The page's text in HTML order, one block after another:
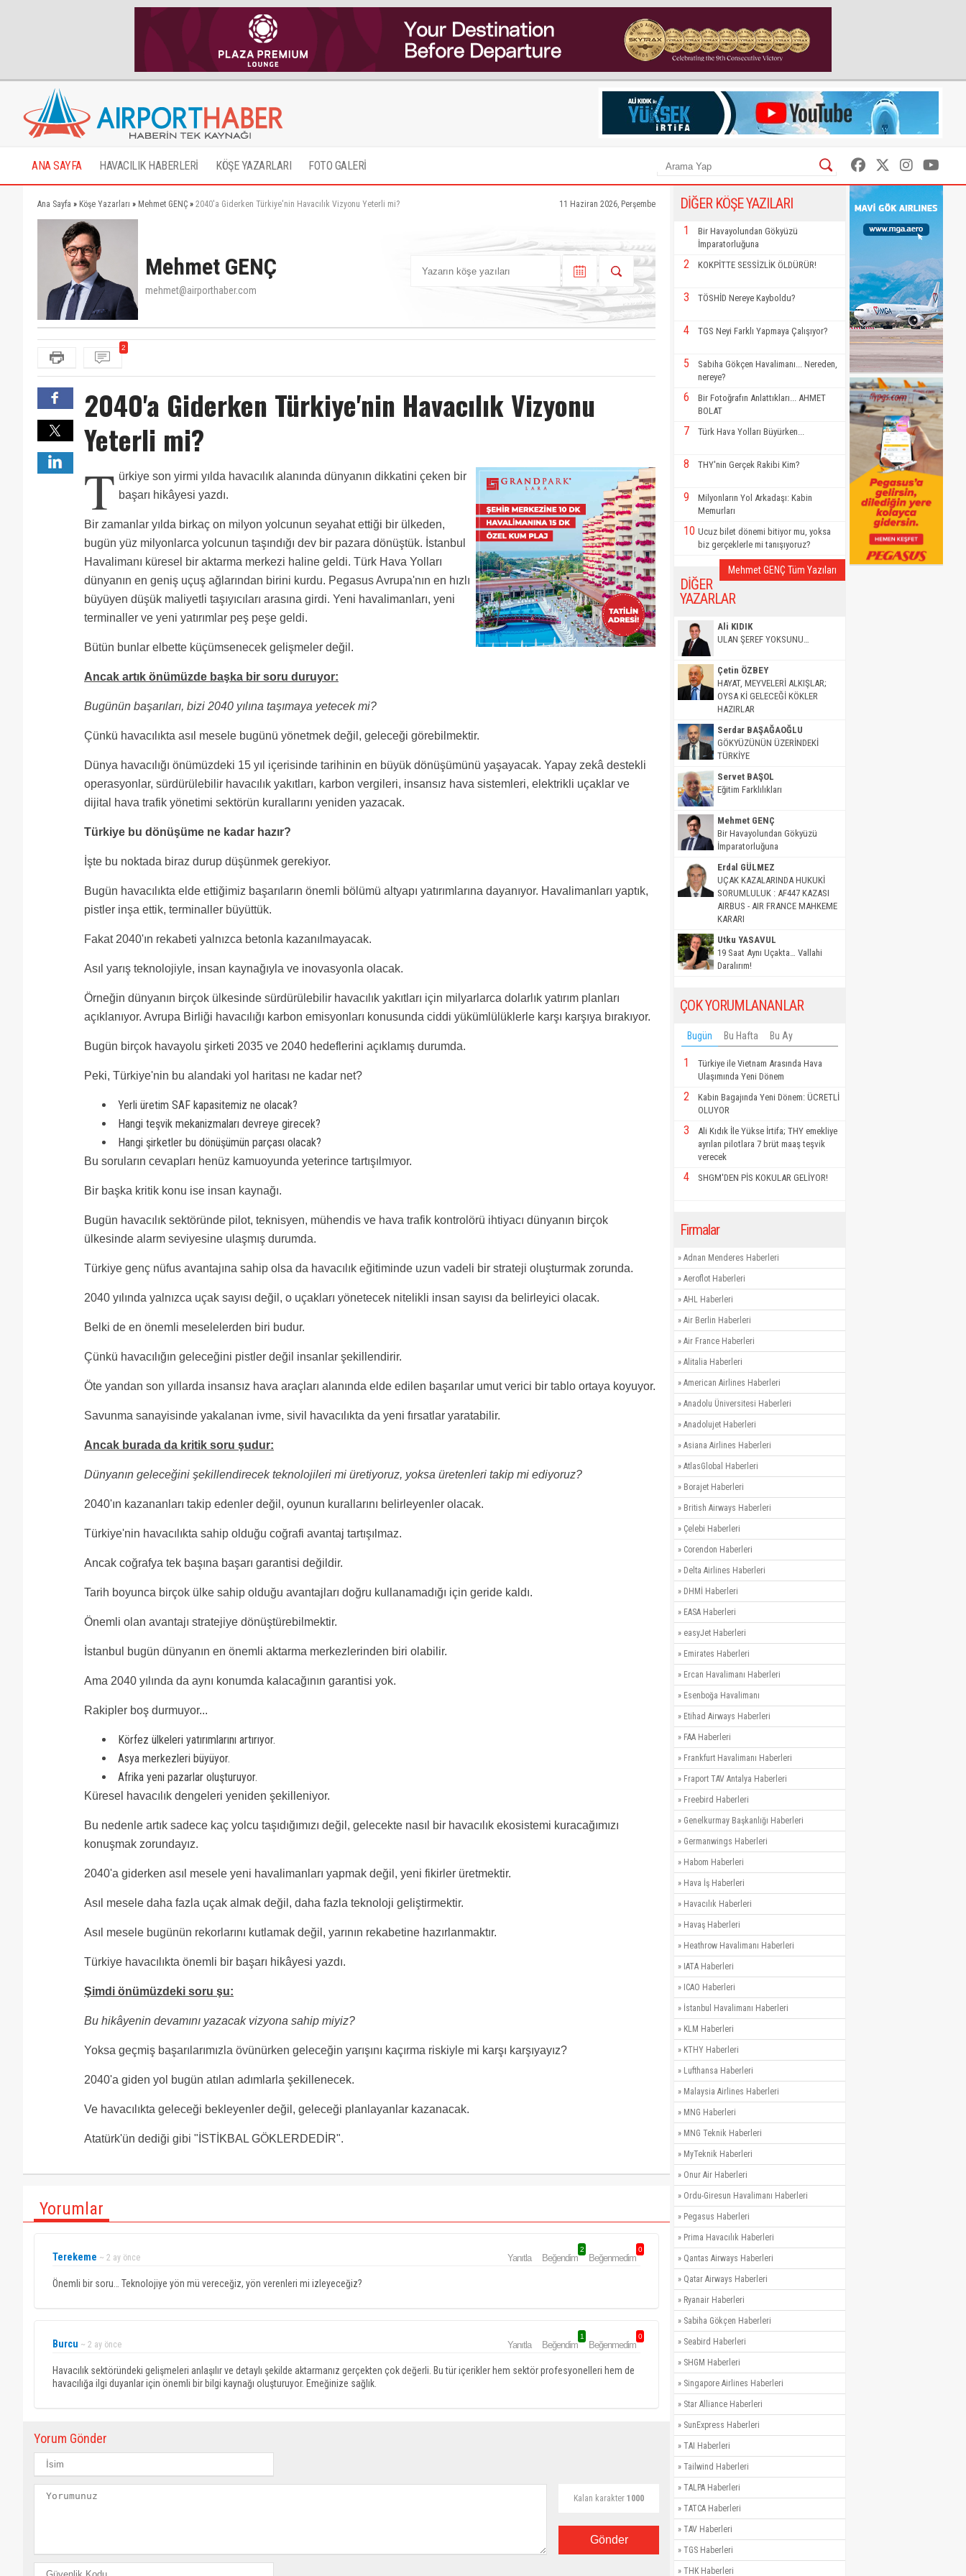
ANA SAYFA HAVACILIK HABERLERİ KÖŞE YAZARLARI FOTO GALERİ
Ana Sayfa » Köşe Yazarları » Mehmet GENÇ » 2040'a Giderken Türkiye'nin Havacılık Vizyonu Yeterli mi? 11 Haziran 2026, Perşembe
Mehmet GENÇ
mehmet@airporthaber.com
2
2040'a Giderken Türkiye'nin Havacılık Vizyonu
Yeterli mi?
T ürkiye son yirmi yılda havacılık alanında dünyanın dikkatini çeken bir
başarı hikâyesi yazdı.
Bir zamanlar yılda birkaç on milyon yolcunun seyahat ettiği bir ülkeden,
bugün yüz milyonlarca yolcunun taşındığı dev bir pazara dönüştük. İstanbul
Havalimanı küresel bir aktarma merkezi haline geldi. Türk Hava Yolları
dünyanın en geniş uçuş ağlarından birini kurdu. Pegasus Avrupa'nın en hızlı
büyüyen düşük maliyetli taşıyıcıları arasına girdi. Yeni havalimanları, yeni
terminaller ve yeni yatırımlar peş peşe geldi.
Bütün bunlar elbette küçümsenecek gelişmeler değil.
Ancak artık önümüzde başka bir soru duruyor:
Bugünün başarıları, bizi 2040 yılına taşımaya yetecek mi?
Çünkü havacılıkta asıl mesele bugünü yönetmek değil, geleceği görebilmektir.
Dünya havacılığı önümüzdeki 15 yıl içerisinde tarihinin en büyük dönüşümünü yaşayacak. Yapay zekâ destekli
operasyonlar, sürdürülebilir havacılık yakıtları, karbon vergileri, insansız hava sistemleri, elektrikli uçaklar ve
dijital hava trafik yönetimi sektörün kurallarını yeniden yazacak.
Türkiye bu dönüşüme ne kadar hazır?
İşte bu noktada biraz durup düşünmek gerekiyor.
Bugün havacılıkta elde ettiğimiz başarıların önemli bölümü altyapı yatırımlarına dayanıyor. Havalimanları yaptık,
pistler inşa ettik, terminaller büyüttük.
Fakat 2040'ın rekabeti yalnızca betonla kazanılmayacak.
Asıl yarış teknolojiyle, insan kaynağıyla ve inovasyonla olacak.
Örneğin dünyanın birçok ülkesinde sürdürülebilir havacılık yakıtları için milyarlarca dolarlık yatırım planları
açıklanıyor. Avrupa Birliği havacılığı karbon emisyonları konusunda ciddi yükümlülüklerle karşı karşıya bırakıyor.
Bugün birçok havayolu şirketi 2035 ve 2040 hedeflerini açıklamış durumda.
Peki, Türkiye'nin bu alandaki yol haritası ne kadar net?
Yerli üretim SAF kapasitemiz ne olacak?
Hangi teşvik mekanizmaları devreye girecek?
Hangi şirketler bu dönüşümün parçası olacak?
Bu soruların cevapları henüz kamuoyunda yeterince tartışılmıyor.
Bir başka kritik konu ise insan kaynağı.
Bugün havacılık sektöründe pilot, teknisyen, mühendis ve hava trafik kontrolörü ihtiyacı dünyanın birçok
ülkesinde alarm seviyesine ulaşmış durumda.
Türkiye genç nüfus avantajına sahip olsa da havacılık eğitiminde uzun vadeli bir strateji oluşturmak zorunda.
2040 yılında yalnızca uçak sayısı değil, o uçakları yönetecek nitelikli insan sayısı da belirleyici olacak.
Belki de en önemli meselelerden biri budur.
Çünkü havacılığın geleceğini pistler değil insanlar şekillendirir.
Öte yandan son yıllarda insansız hava araçları alanında elde edilen başarılar umut verici bir tablo ortaya koyuyor.
Savunma sanayisinde yakalanan ivme, sivil havacılıkta da yeni fırsatlar yaratabilir.
Ancak burada da kritik soru şudur:
Dünyanın geleceğini şekillendirecek teknolojileri mi üretiyoruz, yoksa üretenleri takip mi ediyoruz?
2040'ın kazananları takip edenler değil, oyunun kurallarını belirleyenler olacak.
Türkiye'nin havacılıkta sahip olduğu coğrafi avantaj tartışılmaz.
Ancak coğrafya tek başına başarı garantisi değildir.
Tarih boyunca birçok ülke sahip olduğu avantajları doğru kullanamadığı için geride kaldı.
Önemli olan avantajı stratejiye dönüştürebilmektir.
İstanbul bugün dünyanın en önemli aktarma merkezlerinden biri olabilir.
Ama 2040 yılında da aynı konumda kalacağının garantisi yok.
Rakipler boş durmuyor...
Körfez ülkeleri yatırımlarını artırıyor.
Asya merkezleri büyüyor.
Afrika yeni pazarlar oluşturuyor.
Küresel havacılık dengeleri yeniden şekilleniyor.
Bu nedenle artık sadece kaç yolcu taşıdığımızı değil, gelecekte nasıl bir havacılık ekosistemi kuracağımızı
konuşmak zorundayız.
2040'a giderken asıl mesele yeni havalimanları yapmak değil, yeni fikirler üretmektir.
Asıl mesele daha fazla uçak almak değil, daha fazla teknoloji geliştirmektir.
Asıl mesele bugünün rekorlarını kutlamak değil, yarının rekabetine hazırlanmaktır.
Türkiye havacılıkta önemli bir başarı hikâyesi yazdı.
Şimdi önümüzdeki soru şu:
Bu hikâyenin devamını yazacak vizyona sahip miyiz?
Yoksa geçmiş başarılarımızla övünürken geleceğin yarışını kaçırma riskiyle mi karşı karşıyayız?
2040'a giden yol bugün atılan adımlarla şekillenecek.
Ve havacılıkta geleceği bekleyenler değil, geleceği planlayanlar kazanacak.
Atatürk'ün dediği gibi "İSTİKBAL GÖKLERDEDİR".
Yorumlar
Terekeme ~ 2 ay önce Yanıtla Beğendim
2
Beğenmedim
0
Önemli bir soru… Teknolojiye yön mü vereceğiz, yön verenleri mi izleyeceğiz?
Burcu ~ 2 ay önce Yanıtla Beğendim
1
Beğenmedim
0
Havacılık sektöründeki gelişmeleri anlaşılır ve detaylı şekilde aktarmanız gerçekten çok değerli. Bu tür içerikler hem sektör profesyonelleri hem de
havacılığa ilgi duyanlar için önemli bir bilgi kaynağı oluşturuyor. Emeğinize sağlık.
Yorum Gönder
Kalan karakter 1000
Gönder
DİĞER KÖŞE YAZILARI
1
Bir Havayolundan Gökyüzü
İmparatorluğuna
2 KOKPİTTE SESSİZLİK ÖLDÜRÜR!
3 TÖSHİD Nereye Kayboldu?
4 TGS Neyi Farklı Yapmaya Çalışıyor?
5
Sabiha Gökçen Havalimanı... Nereden,
nereye?
6
Bir Fotoğrafın Anlattıkları... AHMET
BOLAT
7 Türk Hava Yolları Büyürken...
8 THY'nin Gerçek Rakibi Kim?
9
Milyonların Yol Arkadaşı: Kabin
Memurları
10 Ucuz bilet dönemi bitiyor mu, yoksa
biz gerçeklerle mi tanışıyoruz?
Mehmet GENÇ Tüm Yazıları
DİĞER
YAZARLAR
Ali KIDIK
ULAN ŞEREF YOKSUNU…
Çetin ÖZBEY
HAYAT, MEYVELERİ ALKIŞLAR;
OYSA Kİ GELECEĞİ KÖKLER
HAZIRLAR
Serdar BAŞAĞAOĞLU
GÖKYÜZÜNÜN ÜZERİNDEKİ
TÜRKİYE
Servet BAŞOL
Eğitim Farklılıkları
Mehmet GENÇ
Bir Havayolundan Gökyüzü
İmparatorluğuna
Erdal GÜLMEZ
UÇAK KAZALARINDA HUKUKİ
SORUMLULUK : AF447 KAZASI
AIRBUS - AIR FRANCE MAHKEME
KARARI
Utku YASAVUL
19 Saat Aynı Uçakta… Vallahi
Daralırım!
ÇOK YORUMLANANLAR
Bugün Bu Hafta Bu Ay
1
Türkiye ile Vietnam Arasında Hava
Ulaşımında Yeni Dönem
2
Kabin Bagajında Yeni Dönem: ÜCRETLİ
OLUYOR
3
Ali Kıdık İle Yükse İrtifa; THY emekliye
ayrılan pilotlara 7 brüt maaş teşvik
verecek
4 SHGM'DEN PİS KOKULAR GELİYOR!
Firmalar
» Adnan Menderes Haberleri
» Aeroflot Haberleri
» AHL Haberleri
» Air Berlin Haberleri
» Air France Haberleri
» Alitalia Haberleri
» American Airlines Haberleri
» Anadolu Üniversitesi Haberleri
» Anadolujet Haberleri
» Asiana Airlines Haberleri
» AtlasGlobal Haberleri
» Borajet Haberleri
» British Airways Haberleri
» Çelebi Haberleri
» Corendon Haberleri
» Delta Airlines Haberleri
» DHMİ Haberleri
» EASA Haberleri
» easyJet Haberleri
» Emirates Haberleri
» Ercan Havalimanı Haberleri
» Esenboğa Havalimanı
» Etihad Airways Haberleri
» FAA Haberleri
» Frankfurt Havalimanı Haberleri
» Fraport TAV Antalya Haberleri
» Freebird Haberleri
» Genelkurmay Başkanlığı Haberleri
» Germanwings Haberleri
» Habom Haberleri
» Hava İş Haberleri
» Havacılık Haberleri
» Havaş Haberleri
» Heathrow Havalimanı Haberleri
» IATA Haberleri
» ICAO Haberleri
» İstanbul Havalimanı Haberleri
» KLM Haberleri
» KTHY Haberleri
» Lufthansa Haberleri
» Malaysia Airlines Haberleri
» MNG Haberleri
» MNG Teknik Haberleri
» MyTeknik Haberleri
» Onur Air Haberleri
» Ordu-Giresun Havalimanı Haberleri
» Pegasus Haberleri
» Prima Havacılık Haberleri
» Qantas Airways Haberleri
» Qatar Airways Haberleri
» Ryanair Haberleri
» Sabiha Gökçen Haberleri
» Seabird Haberleri
» SHGM Haberleri
» Singapore Airlines Haberleri
» Star Alliance Haberleri
» SunExpress Haberleri
» TAI Haberleri
» Tailwind Haberleri
» TALPA Haberleri
» TATCA Haberleri
» TAV Haberleri
» TGS Haberleri
» THK Haberleri